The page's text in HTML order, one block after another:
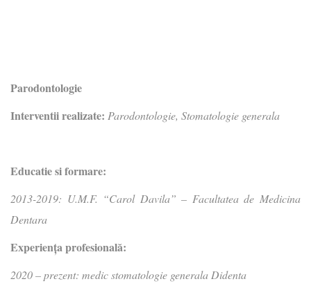
Parodontologie
Interventii realizate: Parodontologie, Stomatologie generala
Educatie si formare:
2013-2019: U.M.F. “Carol Davila” – Facultatea de Medicina
Dentara
Experienţa profesională:
2020 – prezent: medic stomatologie generala Didenta